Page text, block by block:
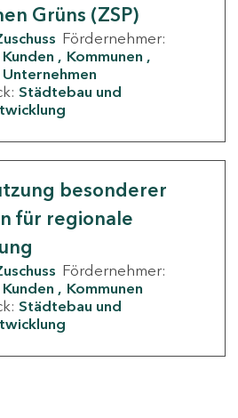
Grüns (ZSP)
Fördernehmer:
Kommunen
Städtebau und
besonderer
für regionale
Fördernehmer:
Kommunen
Städtebau und